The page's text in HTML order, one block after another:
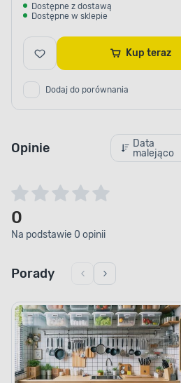
Dostępne z dostawą
Dostępne w sklepie
Kup teraz
Dodaj do porównania
Opinie
Data
malejąco
0
Na podstawie 0 opinii
Porady